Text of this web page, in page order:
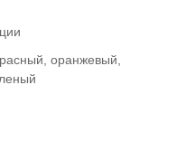
оранжевый,